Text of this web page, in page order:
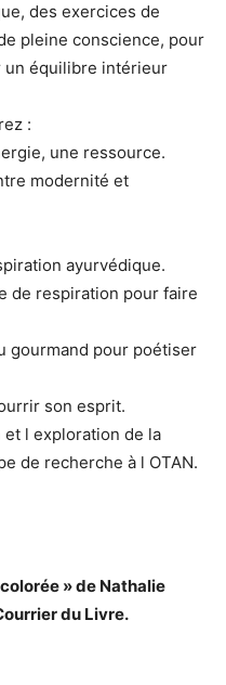
des exercices de
pleine conscience, pour
un équilibre intérieur
:
une ressource.
modernité et
ayurvédique.
de respiration pour faire
gourmand pour poétiser
son esprit.
l exploration de la
de recherche à l OTAN.
» de Nathalie
du Livre.